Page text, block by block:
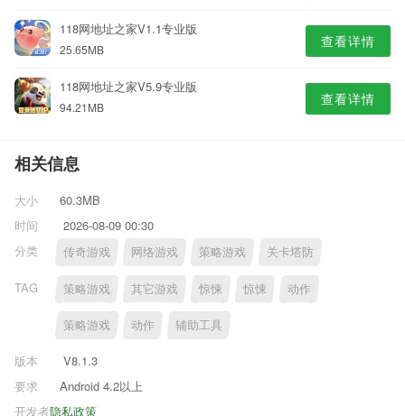
118网地址之家V1.1专业版
25.65MB 查看详情
118网地址之家V5.9专业版
94.21MB 查看详情
相关信息
大小
60.3MB
时间
2026-08-09 00:30
分类
传奇游戏 网络游戏 策略游戏 关卡塔防
TAG 策略游戏 其它游戏 惊悚 惊悚 动作
策略游戏 动作 辅助工具
版本
V8.1.3
要求
Android 4.2以上
隐私政策
开发者